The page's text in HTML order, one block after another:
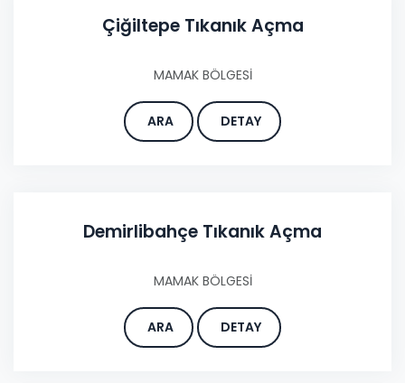
Çiğiltepe Tıkanık Açma
MAMAK BÖLGESİ
ARA DETAY
Demirlibahçe Tıkanık Açma
MAMAK BÖLGESİ
ARA DETAY